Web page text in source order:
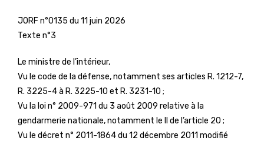
JORF n°0135 du 11 juin 2026
Texte n°3
Le ministre de l’intérieur,
Vu le code de la défense, notamment ses articles R. 1212-7,
R. 3225-4 à R. 3225-10 et R. 3231-10 ;
Vu la loi n° 2009-971 du 3 août 2009 relative à la
gendarmerie nationale, notamment le II de l’article 20 ;
Vu le décret n° 2011-1864 du 12 décembre 2011 modifié